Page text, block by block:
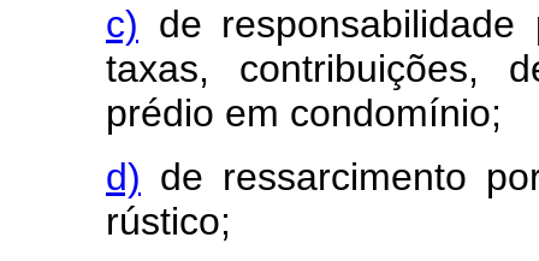
c) de
taxas, contribuições,
prédio em condomínio;
d) de ressarcimento
rústico;